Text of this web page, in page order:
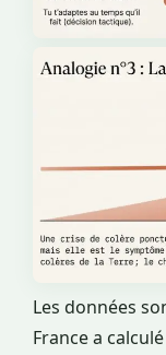
Les données
France a